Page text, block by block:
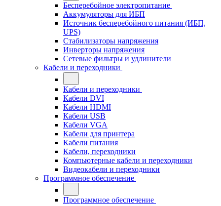
Бесперебойное электропитание
Аккумуляторы для ИБП
Источник бесперебойного питания (ИБП,
UPS)
Стабилизаторы напряжения
Инверторы напряжения
Сетевые фильтры и удлинители
Кабели и переходники
Кабели и переходники
Кабели DVI
Кабели HDMI
Кабели USB
Кабели VGA
Кабели для принтера
Кабели питания
Кабели, переходники
Компьютерные кабели и переходники
Видеокабели и переходники
Программное обеспечение
Программное обеспечение